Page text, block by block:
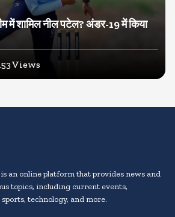
में शामिल नील पटेल? अंडर-19 में किया
Views
an online platform that provides news and
topics, including current events,
technology, and more.